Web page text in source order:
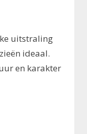
uitstraling
ideaal.
en karakter